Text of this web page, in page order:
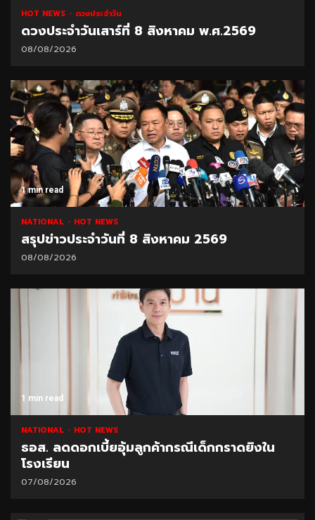
HOT NEWS ดวงประจำวัน
ดวงประจำวันเสาร์ที่ 8 สิงหาคม พ.ศ.2569
08/08/2026
1 min read
NATIONAL HOT NEWS
สรุปข่าวประจำวันที่ 8 สิงหาคม 2569
08/08/2026
1 min read
NATIONAL HOT NEWS
ธอส. ลดดอกเบี้ยอุ้มลูกค้ากรณีเด็กกราดยิงใน
โรงเรียน
07/08/2026